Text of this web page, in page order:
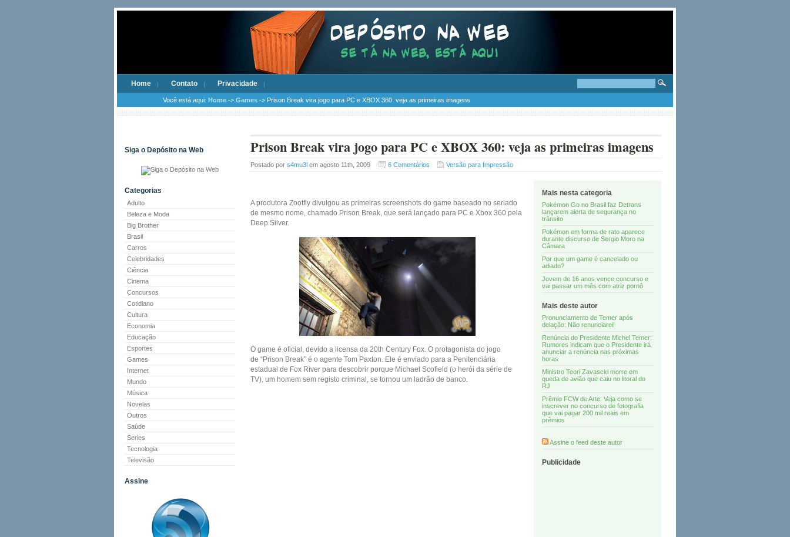
Home Contato Privacidade
Você está aqui: Home -> Games -> Prison Break vira jogo para PC e XBOX 360: veja as primeiras imagens
Siga o Depósito na Web
Categorias
Adulto
Beleza e Moda
Big Brother
Brasil
Carros
Celebridades
Ciência
Cinema
Concursos
Cotidiano
Cultura
Economia
Educação
Esportes
Games
Internet
Mundo
Música
Novelas
Outros
Saúde
Series
Tecnologia
Televisão
Assine
Prison Break vira jogo para PC e XBOX 360: veja as primeiras imagens
Postado por s4mu3l em agosto 11th, 2009 6 Comentários Versão para Impressão
A produtora Zootfly divulgou as primeiras screenshots do game baseado no seriado
de mesmo nome, chamado Prison Break, que será lançado para PC e Xbox 360 pela
Deep Silver.
O game é oficial, devido a licensa da 20th Century Fox. O protagonista do jogo
de “Prison Break” é o agente Tom Paxton. Ele é enviado para a Penitenciária
estadual de Fox River para descobrir porque Michael Scofield (o herói da série de
TV), um homem sem registo criminal, se tornou um ladrão de banco.
Mais nesta categoria
Pokémon Go no Brasil faz Detrans
lançarem alerta de segurança no
trânsito
Pokémon em forma de rato aparece
durante discurso de Sergio Moro na
Câmara
Por que um game é cancelado ou
adiado?
Jovem de 16 anos vence concurso e
vai passar um mês com atriz pornô
Mais deste autor
Pronunciamento de Temer após
delação: Não renunciarei!
Renúncia do Presidente Michel Temer:
Rumores indicam que o Presidente irá
anunciar a renúncia nas próximas
horas
Ministro Teori Zavascki morre em
queda de avião que caiu no litoral do
RJ
Prêmio FCW de Arte: Veja como se
inscrever no concurso de fotografia
que vai pagar 200 mil reais em
prêmios
Assine o feed deste autor
Publicidade